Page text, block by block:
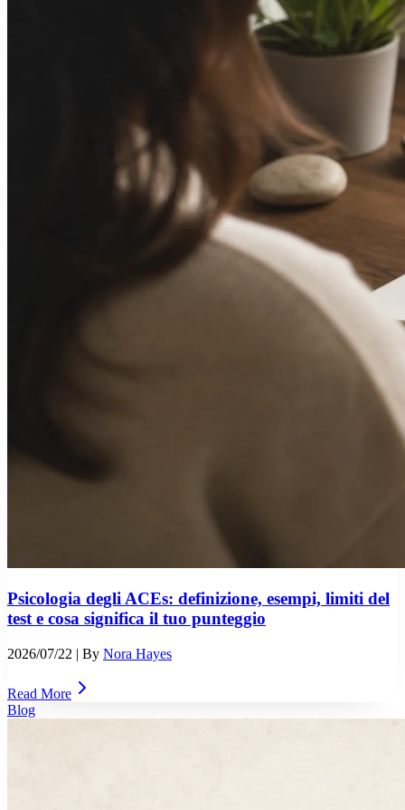
Psicologia degli ACEs: definizione, esempi, limiti del
test e cosa significa il tuo punteggio
2026/07/22 | By Nora Hayes
Read More
Blog